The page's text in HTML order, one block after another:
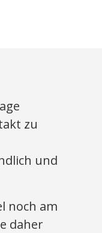
zu
und
noch am
daher